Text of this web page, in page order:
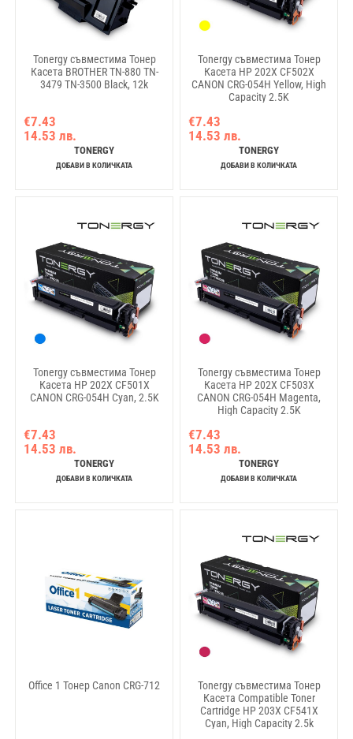
Tonergy съвместима Тонер
Касета BROTHER TN-880 TN-
3479 TN-3500 Black, 12k
€7.43
14.53 лв.
TONERGY
ДОБАВИ В КОЛИЧКАТА
Tonergy съвместима Тонер
Касета HP 202X CF502X
CANON CRG-054H Yellow, High
Capacity 2.5K
€7.43
14.53 лв.
TONERGY
ДОБАВИ В КОЛИЧКАТА
Tonergy съвместима Тонер
Касета HP 202X CF501X
CANON CRG-054H Cyan, 2.5K
€7.43
14.53 лв.
TONERGY
ДОБАВИ В КОЛИЧКАТА
Tonergy съвместима Тонер
Касета HP 202X CF503X
CANON CRG-054H Magenta,
High Capacity 2.5K
€7.43
14.53 лв.
TONERGY
ДОБАВИ В КОЛИЧКАТА
Office 1 Тонер Canon CRG-712
Tonergy съвместима Тонер
Касета Compatible Toner
Cartridge HP 203X CF541X
Cyan, High Capacity 2.5k